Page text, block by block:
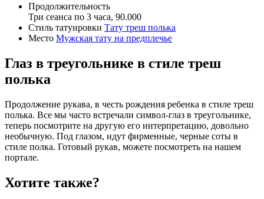
Продолжительность
Три сеанса по 3 часа, 90.000
Стиль татуировки Тату треш полька
Место Мужская тату на предплечье
Глаз в треугольнике в стиле треш
полька
Продолжение рукава, в честь рождения ребенка в стиле треш
полька. Все мы часто встречали символ-глаз в треугольнике,
теперь посмотрите на другую его интерпретацию, довольно
необычную. Под глазом, идут фирменные, черные соты в
стиле полка. Готовый рукав, можете посмотреть на нашем
портале.
Хотите также?